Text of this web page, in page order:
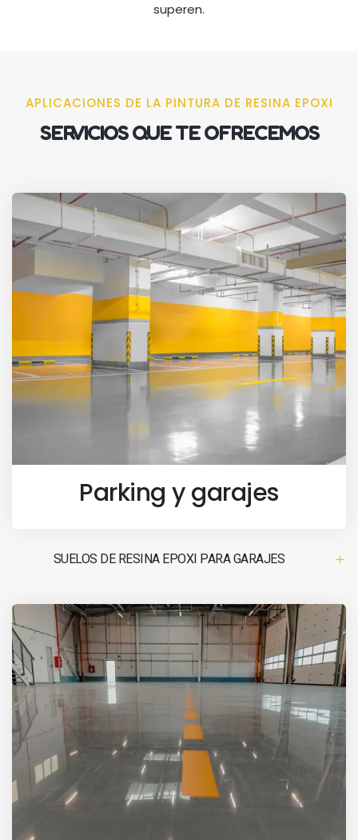
superen.
APLICACIONES DE LA PINTURA DE RESINA EPOXI
SERVICIOS QUE TE OFRECEMOS
Parking y garajes
SUELOS DE RESINA EPOXI PARA GARAJES